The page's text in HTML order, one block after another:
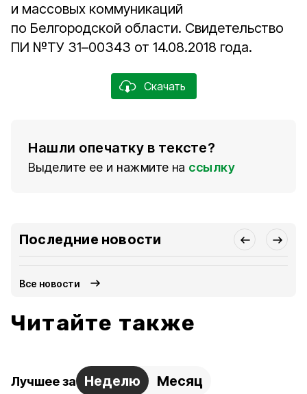
и массовых коммуникаций
по Белгородской области. Свидетельство
ПИ №ТУ 31–00343 от 14.08.2018 года.
Скачать
Нашли опечатку в тексте?
Выделите ее и нажмите на ссылку
Последние новости
Все новости
Читайте также
Лучшее за Неделю Месяц